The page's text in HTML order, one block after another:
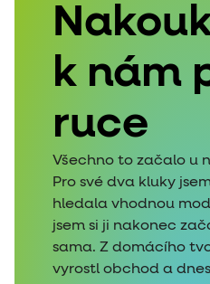
k nám
ruce
Všechno to začalo u
Pro své dva kluky
hledala vhodnou
jsem si ji nakonec
sama. Z domácího
vyrostl obchod a